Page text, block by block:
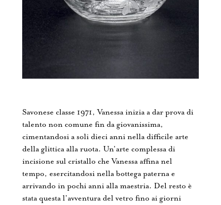
Savonese classe 1971, Vanessa inizia a dar prova di
talento non comune fin da giovanissima,
cimentandosi a soli dieci anni nella difficile arte
della glittica alla ruota. Un’arte complessa di
incisione sul cristallo che Vanessa affina nel
tempo, esercitandosi nella bottega paterna e
arrivando in pochi anni alla maestria. Del resto è
stata questa l’avventura del vetro fino ai giorni